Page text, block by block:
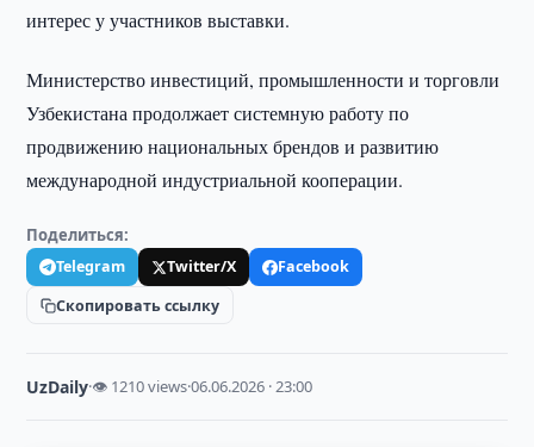
интерес у участников выставки.
Министерство инвестиций, промышленности и торговли
Узбекистана продолжает системную работу по
продвижению национальных брендов и развитию
международной индустриальной кооперации.
Поделиться:
Telegram Twitter/X
Facebook
Скопировать ссылку
UzDaily·👁 1210 views·06.06.2026 · 23:00